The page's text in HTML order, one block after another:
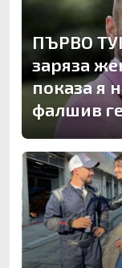
ПЪРВО
заряза
показа я
фалшив